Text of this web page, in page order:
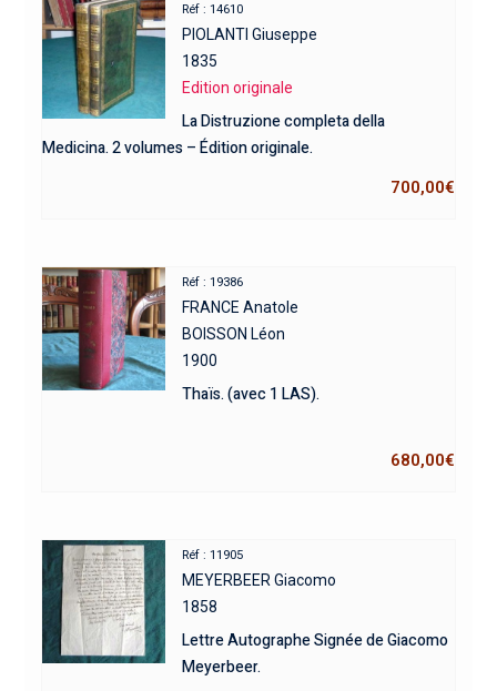
Réf : 14610
PIOLANTI Giuseppe
1835
Edition originale
La Distruzione completa della
Medicina. 2 volumes – Édition originale.
700,00€
Réf : 19386
FRANCE Anatole
BOISSON Léon
1900
Thaïs. (avec 1 LAS).
680,00€
Réf : 11905
MEYERBEER Giacomo
1858
Lettre Autographe Signée de Giacomo
Meyerbeer.